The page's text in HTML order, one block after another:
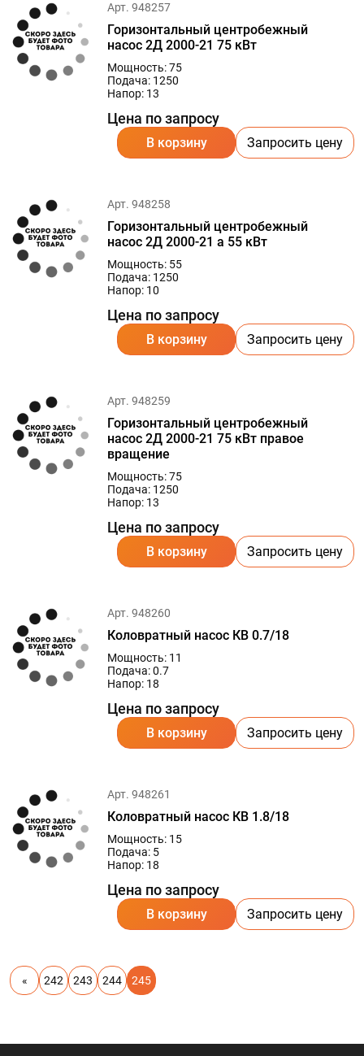
Арт. 948257
Горизонтальный центробежный
насос 2Д 2000-21 75 кВт
Мощность: 75
Подача: 1250
Напор: 13
Цена по запросу
В корзину Запросить цену
Арт. 948258
Горизонтальный центробежный
насос 2Д 2000-21 а 55 кВт
Мощность: 55
Подача: 1250
Напор: 10
Цена по запросу
В корзину Запросить цену
Арт. 948259
Горизонтальный центробежный
насос 2Д 2000-21 75 кВт правое
вращение
Мощность: 75
Подача: 1250
Напор: 13
Цена по запросу
В корзину Запросить цену
Арт. 948260
Коловратный насос КВ 0.7/18
Мощность: 11
Подача: 0.7
Напор: 18
Цена по запросу
В корзину Запросить цену
Арт. 948261
Коловратный насос КВ 1.8/18
Мощность: 15
Подача: 5
Напор: 18
Цена по запросу
В корзину Запросить цену
« 242 243 244 245